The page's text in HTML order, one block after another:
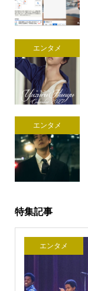
エンタメ
エンタメ
特集記事
エンタメ